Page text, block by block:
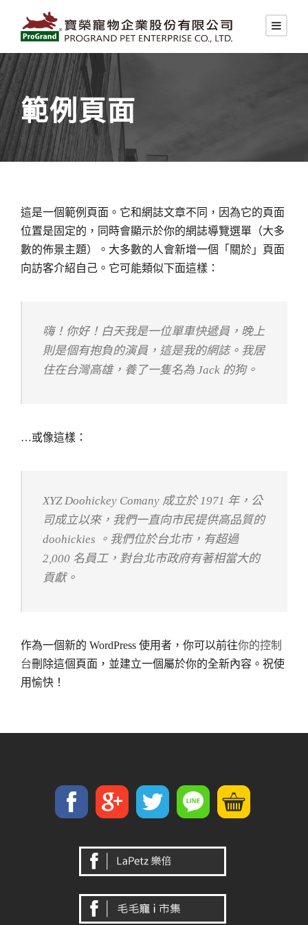
範例頁面
這是一個範例頁面。它和網誌文章不同，因為它的頁面
位置是固定的，同時會顯示於你的網誌導覽選單（大多
數的佈景主題）。大多數的人會新增一個「關於」頁面
向訪客介紹自己。它可能類似下面這樣：
嗨！你好！白天我是一位單車快遞員，晚上
則是個有抱負的演員，這是我的網誌。我居
住在台灣高雄，養了一隻名為 Jack 的狗。
…或像這樣：
XYZ Doohickey Comany 成立於 1971 年，公
司成立以來，我們一直向市民提供高品質的
doohickies 。我們位於台北市，有超過
2,000 名員工，對台北市政府有著相當大的
貢獻。
作為一個新的 WordPress 使用者，你可以前往你的控制
台刪除這個頁面，並建立一個屬於你的全新內容。祝使
用愉快！